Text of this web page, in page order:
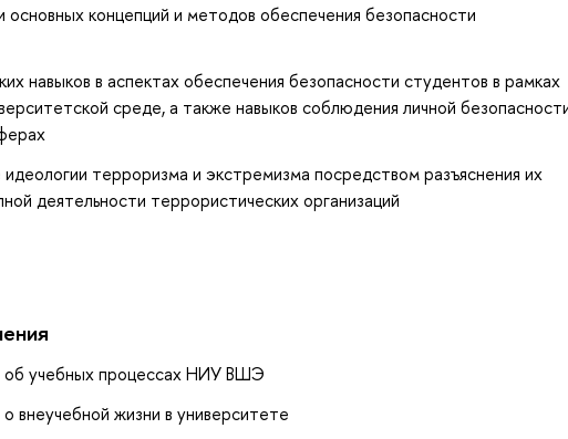
концепций и методов обеспечения безопасности
навыков в аспектах обеспечения безопасности студентов в рамках
среде, а также навыков соблюдения личной
терроризма и экстремизма посредством разъяснения их
деятельности террористических организаций
учебных процессах НИУ ВШЭ
жизни в университете